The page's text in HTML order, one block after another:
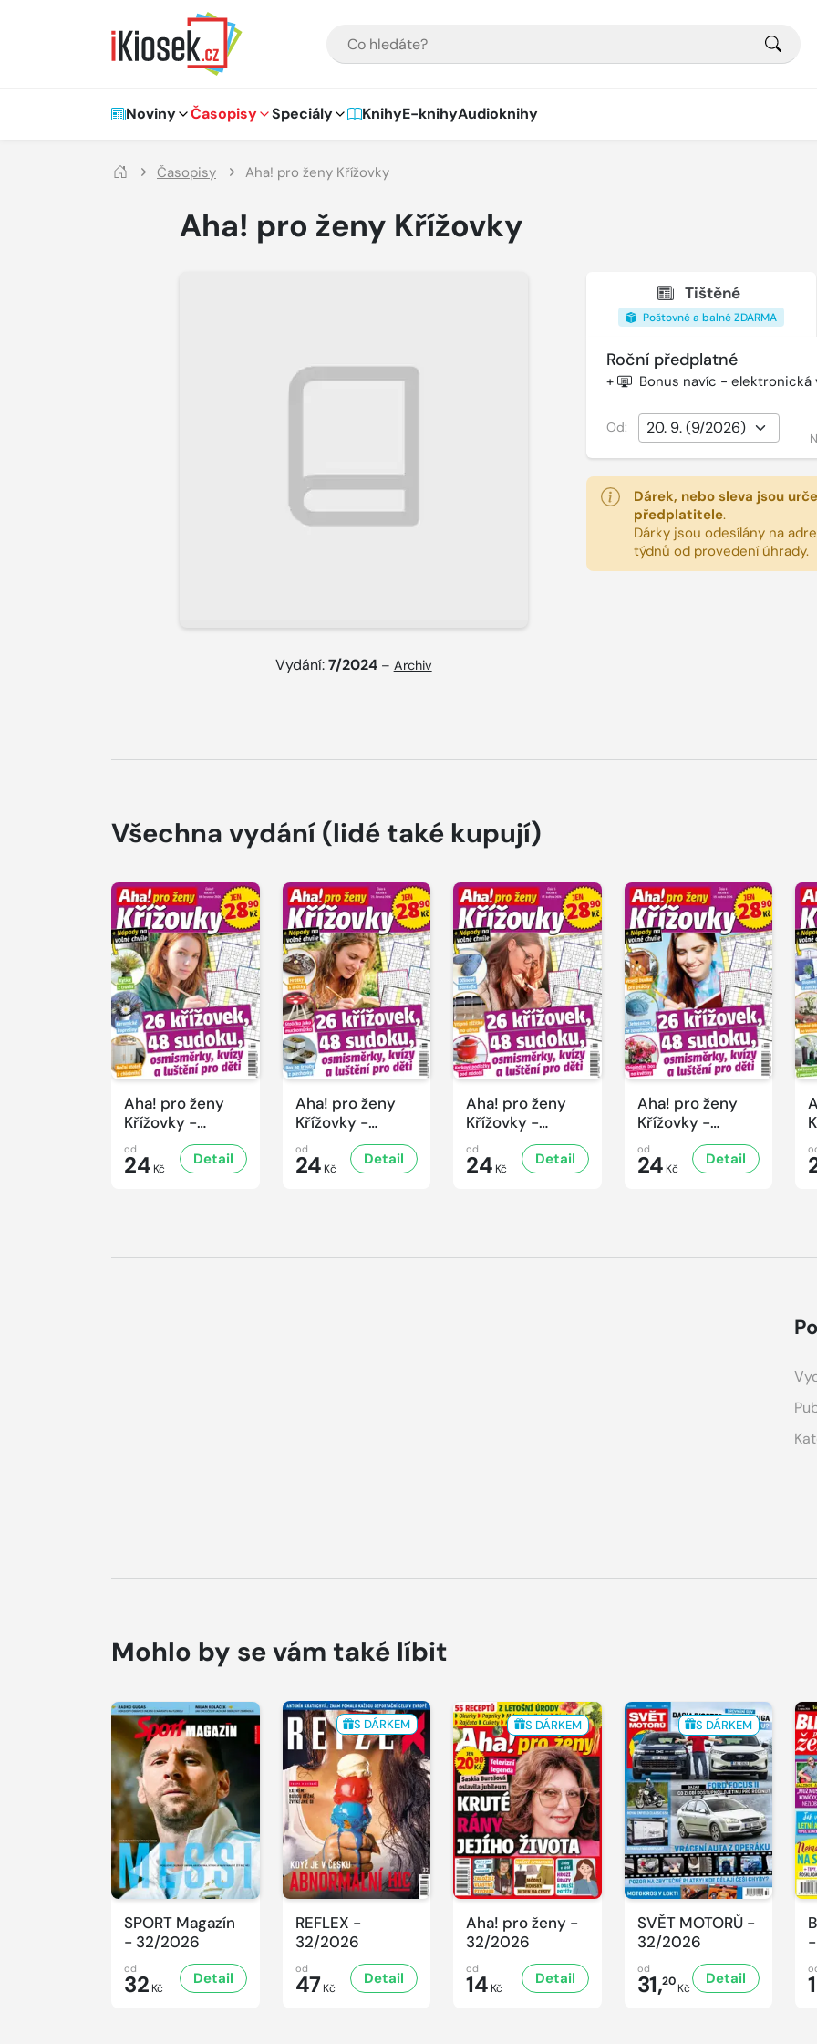
Hlavní navigace
Noviny Časopisy Speciály KnihyE-knihyAudioknihy
Časopisy Aha! pro ženy Křížovky
Aha! pro ženy Křížovky
Vydání:7/2024 – Archiv
Tištěné
Poštovné a balné ZDARMA
Roční předplatné
+ Bonus navíc - elektronická
Od:
Dárek, nebo sleva jsou
předplatitele.
Dárky jsou odesílány na
týdnů od provedení úhrady.
Všechna vydání (lidé také kupují)
Aha! pro ženy
Křížovky -
7/2026
od
24 Kč
Detail
Aha! pro ženy
Křížovky -
6/2026
od
24 Kč
Detail
Aha! pro ženy
Křížovky -
5/2026
od
24 Kč
Detail
Aha! pro ženy
Křížovky -
4/2026
od
24 Kč
Detail
Mohlo by se vám také líbit
SPORT Magazín
- 32/2026
od
32 Kč
Detail
S DÁRKEM
REFLEX -
32/2026
od
47 Kč
Detail
S DÁRKEM
Aha! pro ženy -
32/2026
od
14 Kč
Detail
S DÁRKEM
SVĚT MOTORŮ -
32/2026
od
31,20Kč
Detail